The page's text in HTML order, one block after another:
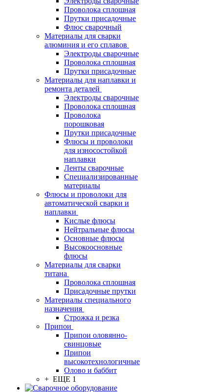
Проволока сплошная
Прутки присадочные
Флюс сварочный
Материалы для сварки
алюминия и его сплавов
Электроды сварочные
Проволока сплошная
Прутки присадочные
Материалы для наплавки и
ремонта деталей
Электроды сварочные
Проволока сплошная
Проволока
порошковая
Прутки присадочные
Флюсы и проволоки
для износостойкой
наплавки
Ленты сварочные
Специализированные
материалы
Флюсы и проволоки для
автоматической сварки и
наплавки
Кислые флюсы
Нейтральные флюсы
Основные флюсы
Высокоосновные
флюсы
Материалы для сварки
титана
Проволока сплошная
Присадочные прутки
Материалы специального
назначения
Строжка и резка
Припои
Припои оловянно-
свинцовые
Припои
высокотехнологичные
Олово и баббит
+ ЕЩЕ 1